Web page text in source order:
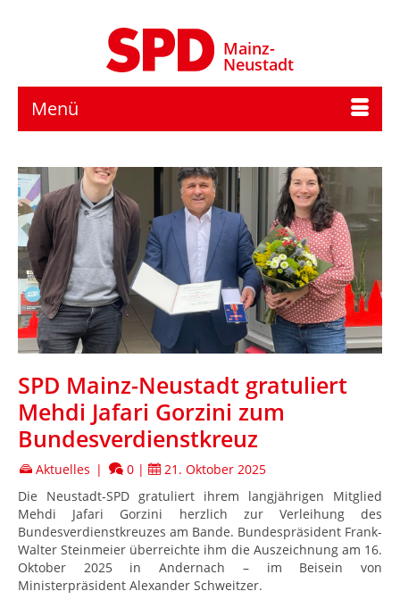
Mainz-
Neustadt
Menü
SPD Mainz-Neustadt gratuliert
Mehdi Jafari Gorzini zum
Bundesverdienstkreuz
Aktuelles | 0 |
21. Oktober 2025
Die Neustadt-SPD gratuliert ihrem langjährigen Mitglied
Mehdi Jafari Gorzini herzlich zur Verleihung des
Bundesverdienstkreuzes am Bande. Bundespräsident Frank-
Walter Steinmeier überreichte ihm die Auszeichnung am 16.
Oktober 2025 in Andernach – im Beisein von
Ministerpräsident Alexander Schweitzer.